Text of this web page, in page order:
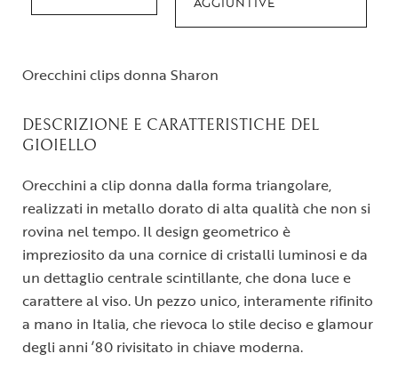
Orecchini clips donna Sharon
DESCRIZIONE E CARATTERISTICHE DEL
GIOIELLO
Orecchini a clip donna dalla forma triangolare,
realizzati in metallo dorato di alta qualità che non si
rovina nel tempo. Il design geometrico è
impreziosito da una cornice di cristalli luminosi e da
un dettaglio centrale scintillante, che dona luce e
carattere al viso. Un pezzo unico, interamente rifinito
a mano in Italia, che rievoca lo stile deciso e glamour
degli anni ’80 rivisitato in chiave moderna.